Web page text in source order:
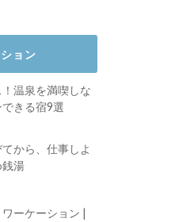
ョン
温泉を満喫しな
きる宿9選
から、仕事しよ
銭湯
ーケーション |